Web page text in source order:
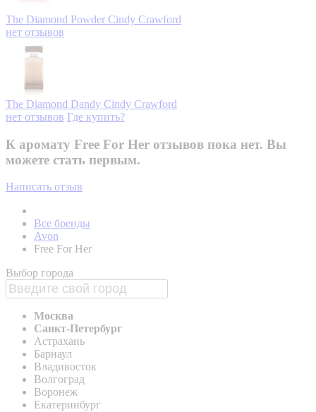
The Diamond Powder Cindy Crawford
нет отзывов
The Diamond Dandy Cindy Crawford
нет отзывов Где купить?
К аромату Free For Her отзывов пока нет. Вы
можете стать первым.
Написать отзыв
Все бренды
Avon
Free For Her
Выбор города
Москва
Санкт-Петербург
Астрахань
Барнаул
Владивосток
Волгоград
Воронеж
Екатеринбург